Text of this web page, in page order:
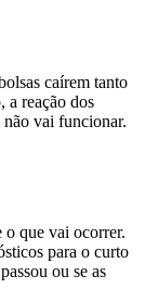
caírem tanto
a reação dos
não vai funcionar.
o que vai ocorrer.
para o curto
ou se as